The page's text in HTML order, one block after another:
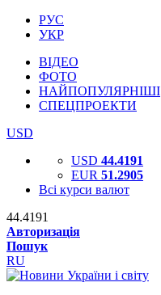
РУС
УКР
ВІДЕО
ФОТО
НАЙПОПУЛЯРНІШІ
СПЕЦПРОЕКТИ
USD
USD 44.4191
EUR 51.2905
Всі курси валют
44.4191
Авторизація
Пошук
RU